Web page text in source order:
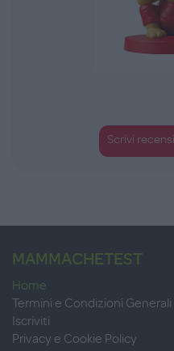
Scrivi
MAMMACHETEST
Home
Termini e Condizioni
Iscriviti
Privacy e Cookie Policy